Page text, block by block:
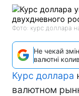
Фото: курс доллара
Не чекай
валютні
Курс доллара
валютном